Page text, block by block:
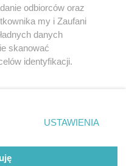
sięz nami
odbiorców oraz
my i Zaufani
danych
skanować
identyfikacji.
ustawień prywatności
strony
wymagają zgody
się takiemu
USTAWIENIA